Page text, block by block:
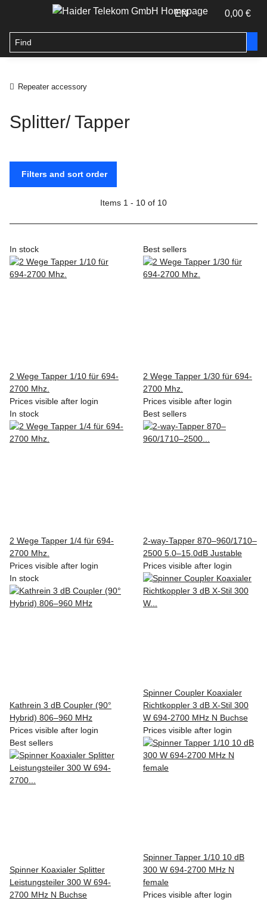
EN 0,00 €
Repeater accessory
Splitter/ Tapper
Filters and sort order
Items 1 - 10 of 10
In stock
2 Wege Tapper 1/10 für 694-
2700 Mhz.
Prices visible after login
Best sellers
2 Wege Tapper 1/30 für 694-
2700 Mhz.
Prices visible after login
In stock
2 Wege Tapper 1/4 für 694-
2700 Mhz.
Prices visible after login
Best sellers
2-way-Tapper 870–960/1710–
2500 5.0–15.0dB Justable
Prices visible after login
In stock
Kathrein 3 dB Coupler (90°
Hybrid) 806–960 MHz
Prices visible after login
Spinner Coupler Koaxialer
Richtkoppler 3 dB X-Stil 300
W 694-2700 MHz N Buchse
Prices visible after login
Best sellers
Spinner Koaxialer Splitter
Leistungsteiler 300 W 694-
2700 MHz N Buchse
Spinner Tapper 1/10 10 dB
300 W 694-2700 MHz N
female
Prices visible after login